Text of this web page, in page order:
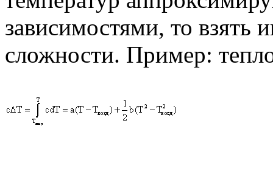
зависимостями, то взять
сложности. Пример: